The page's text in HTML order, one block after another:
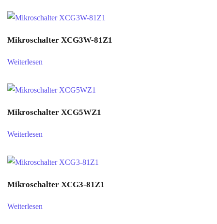
Mikroschalter XCG3W-81Z1
Weiterlesen
Mikroschalter XCG5WZ1
Weiterlesen
Mikroschalter XCG3-81Z1
Weiterlesen